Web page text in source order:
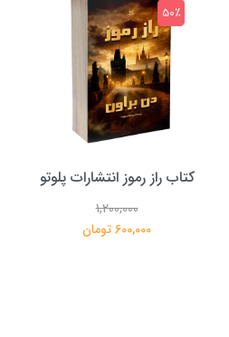
کتاب راز رموز انتشارات پلوتو
1,200,000
600,000 تومان
50٪